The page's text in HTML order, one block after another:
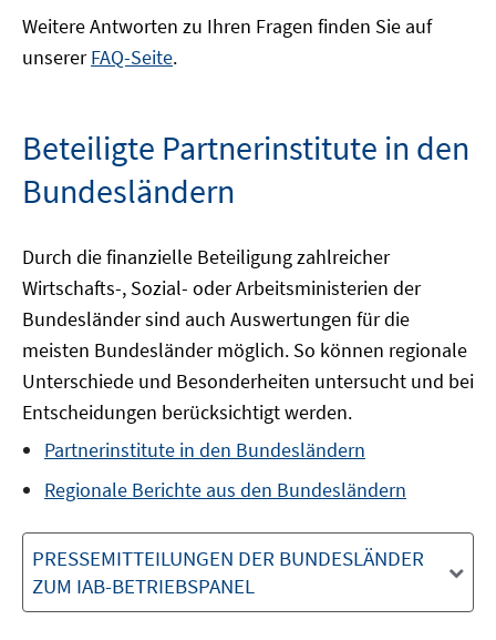
Weitere Antworten zu Ihren Fragen finden Sie auf
unsererFAQ-Seite.
Beteiligte Partnerinstitute in den
Bundesländern
Durch die finanzielle Beteiligung zahlreicher
Wirtschafts-, Sozial- oder Arbeitsministerien der
Bundesländer sind auch Auswertungen für die
meisten Bundesländer möglich. So können regionale
Unterschiede und Besonderheiten untersucht und bei
Entscheidungen berücksichtigt werden.
Partnerinstitute in den Bundesländern
Regionale Berichte aus den Bundesländern
PRESSEMITTEILUNGEN DER BUNDESLÄNDER
ZUM IAB-BETRIEBSPANEL